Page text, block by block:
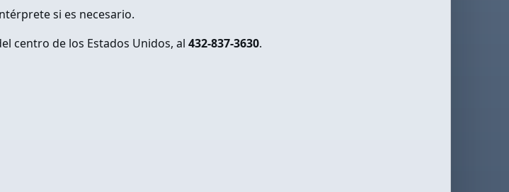
si es necesario.
centro de los Estados Unidos, al 432-837-3630.